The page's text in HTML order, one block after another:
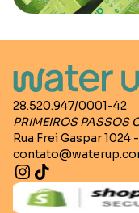
28.520.947/0001-42
PRIMEIROS PASSOS
Rua Frei Gaspar 1024